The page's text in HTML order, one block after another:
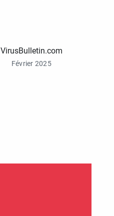
VirusBulletin.com
Février 2025